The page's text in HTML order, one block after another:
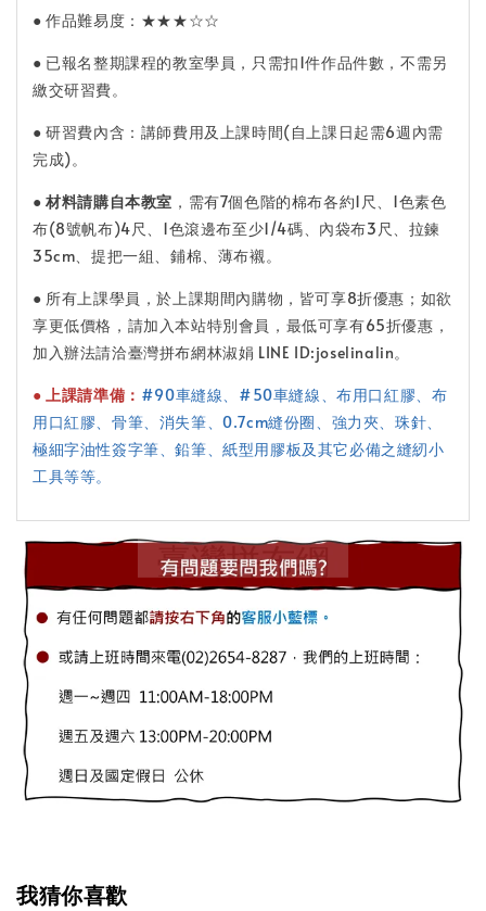
● 作品難易度：★★★☆☆
● 已報名整期課程的教室學員，只需扣1件作品件數，不需另
繳交研習費。
● 研習費內含：講師費用及上課時間(自上課日起需6週內需
完成)。
● 材料請購自本教室 ，需有7個色階的棉布各約1尺、1色素色
布(8號帆布)4尺、1色滾邊布至少1/4碼、內袋布3尺、拉鍊
35cm、提把一組、鋪棉、薄布襯。
● 所有上課學員，於上課期間內購物，皆可享8折優惠；如欲
享更低價格，請加入本站特別會員，最低可享有65折優惠，
加入辦法請洽臺灣拼布網林淑娟 LINE ID:joselinalin。
● 上課請準備： #90車縫線、#50車縫線、布用口紅膠、布
用口紅膠、骨筆、消失筆、0.7cm縫份圈、強力夾、珠針、
極細字油性簽字筆、鉛筆、紙型用膠板及其它必備之縫紉小
工具等等。
我猜你喜歡